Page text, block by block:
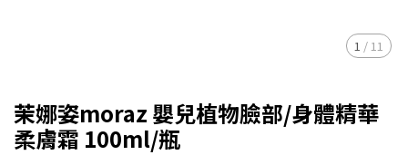
1 / 11
茉娜姿moraz 嬰兒植物臉部/身體精華
柔膚霜 100ml/瓶